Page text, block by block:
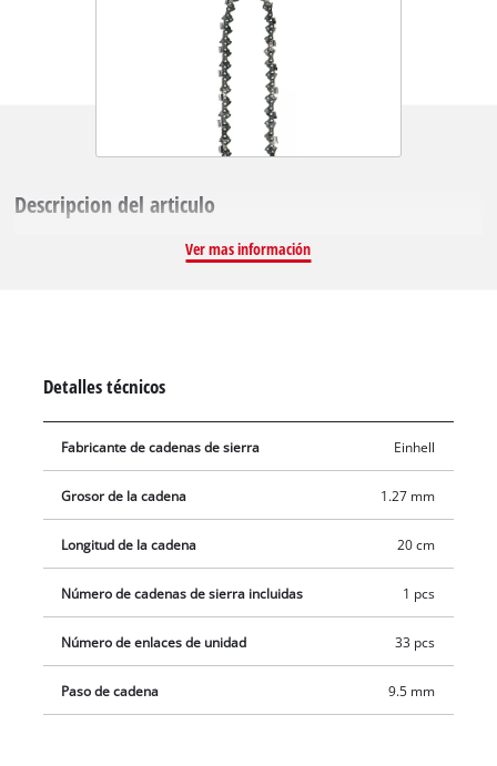
Descripcion del articulo
Ver mas información
Detalles técnicos
Fabricante de cadenas de sierra Einhell
Grosor de la cadena 1.27 mm
Longitud de la cadena 20 cm
Número de cadenas de sierra incluidas 1 pcs
Número de enlaces de unidad 33 pcs
Paso de cadena 9.5 mm